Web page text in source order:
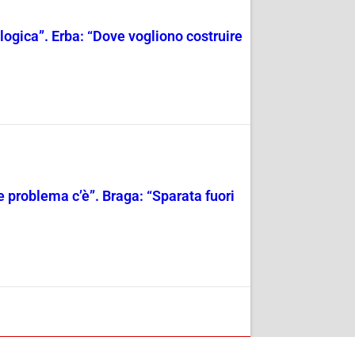
Erba: “Dove vogliono costruire
c’è”. Braga: “Sparata fuori